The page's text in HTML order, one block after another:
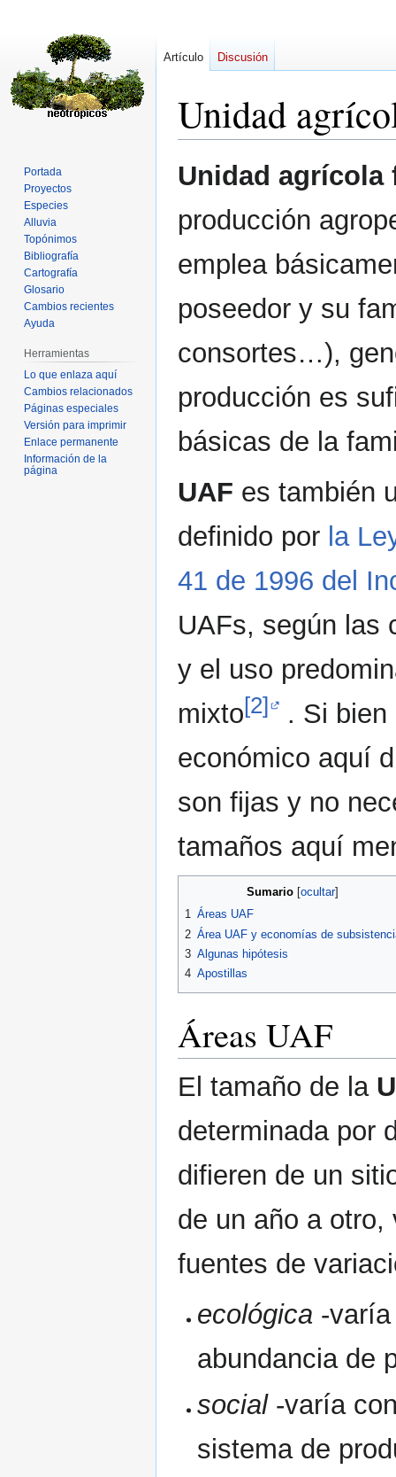
Unidad
Ir
a
navegación
Ir
a
búsqueda
Unidad agrícola
producción
emplea
poseedor y su
consortes…),
producción es
básicas de la
UAF es también
definido por la
41 de 1996 del
UAFs, según las
y el uso
mixto[2]
. Si
económico aquí
son fijas y no
tamaños aquí
Sumario
1 Áreas UAF
2 Área UAF y economías de
3 Algunas hipótesis
4 Apostillas
Áreas UAF
El tamaño de la
determinada por
difieren de un
de un año a otro,
fuentes de
ecológica -
abundancia de
social-varía
sistema de
Artículo Discusión
Portada
Proyectos
Especies
Alluvia
Topónimos
Bibliografía
Cartografía
Glosario
Cambios recientes
Ayuda
Herramientas
Lo que enlaza aquí
Cambios relacionados
Páginas especiales
Versión para imprimir
Enlace permanente
Información de la
página